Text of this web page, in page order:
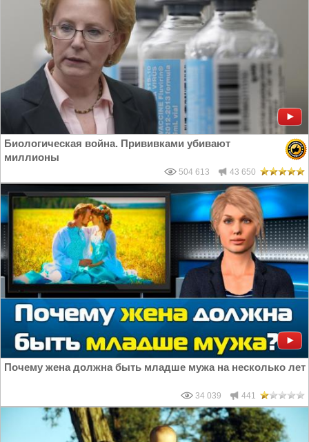
Биологическая война. Прививками убивают
миллионы
504 613 43 650
Почему жена должна быть младше мужа на несколько лет
34 039 441